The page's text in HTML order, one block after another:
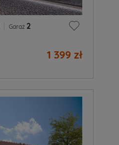
Garaż 2
1 399 zł